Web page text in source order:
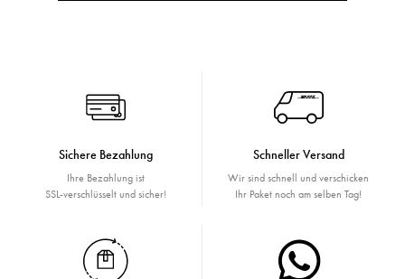
Sichere Bezahlung
Ihre Bezahlung ist
SSL-verschlüsselt und sicher!
Schneller Versand
Wir sind schnell und verschicken
Ihr Paket noch am selben Tag!